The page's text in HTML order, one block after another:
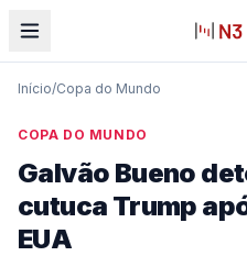
Início/Copa do Mundo
COPA DO MUNDO
Galvão Bueno
cutuca Trump
EUA